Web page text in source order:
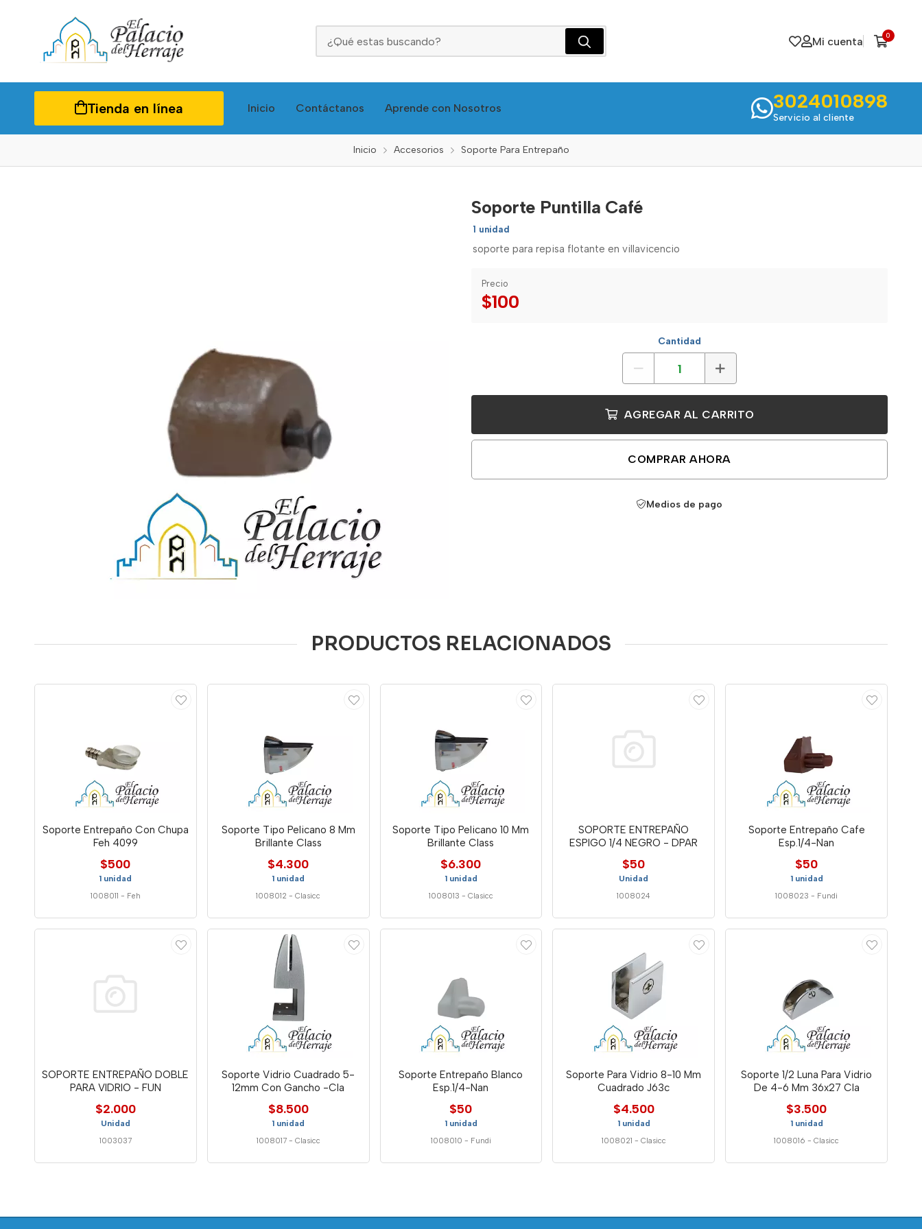
Mi cuenta 0
Tienda en línea Inicio Contáctanos Aprende con Nosotros 3024010898
Servicio al cliente
Inicio Accesorios Soporte Para Entrepaño
Soporte Puntilla Café
1 unidad
soporte para repisa flotante en villavicencio
Precio
$100
Cantidad
AGREGAR AL CARRITO
COMPRAR AHORA
Medios de pago
PRODUCTOS RELACIONADOS
Soporte Entrepaño Con Chupa
Feh 4099
$500
1 unidad
1008011 - Feh
Soporte Tipo Pelicano 8 Mm
Brillante Class
$4.300
1 unidad
1008012 -Clasicc
Soporte Tipo Pelicano 10 Mm
Brillante Class
$6.300
1 unidad
1008013 - Clasicc
SOPORTE ENTREPAÑO
ESPIGO 1/4 NEGRO - DPAR
$50
Unidad
1008024
Soporte Entrepaño Cafe
Esp.1/4-Nan
$50
1 unidad
1008023 - Fundi
SOPORTE ENTREPAÑO DOBLE
PARA VIDRIO - FUN
$2.000
Unidad
1003037
Soporte Vidrio Cuadrado 5-
12mm Con Gancho -Cla
$8.500
1 unidad
1008017 - Clasicc
Soporte Entrepaño Blanco
Esp.1/4-Nan
$50
1 unidad
1008010 - Fundi
Soporte Para Vidrio 8-10 Mm
Cuadrado J63c
$4.500
1 unidad
1008021 - Clasicc
Soporte 1/2 Luna Para Vidrio
De 4-6 Mm 36x27 Cla
$3.500
1 unidad
1008016 -Clasicc